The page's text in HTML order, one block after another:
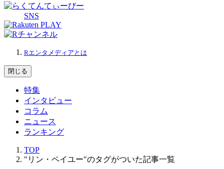
SNS
Rエンタメディアとは
閉じる
特集
インタビュー
コラム
ニュース
ランキング
TOP
"リン・ペイユー"のタグがついた記事一覧